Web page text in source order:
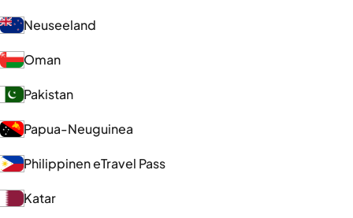
Neuseeland
Oman
Pakistan
Papua-Neuguinea
Philippinen eTravel Pass
Katar